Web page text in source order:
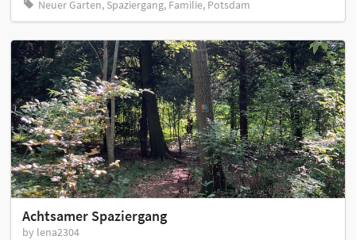
Neuer Garten, Spaziergang, Familie, Potsdam
Achtsamer Spaziergang
by lena2304